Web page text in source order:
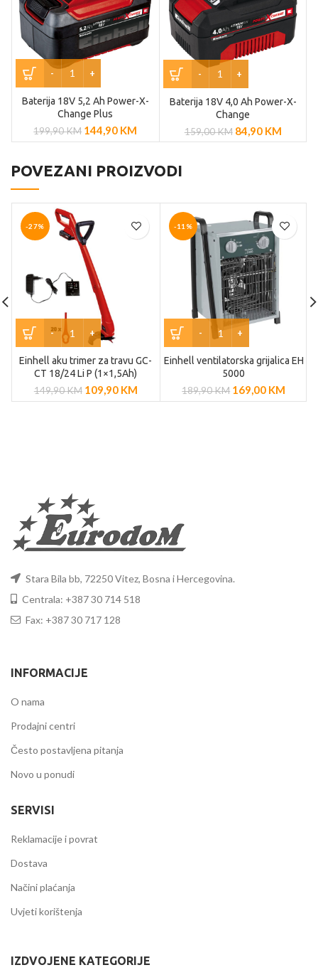
Baterija 18V 5,2 Ah Power-X-
Change Plus
199,90KM 144,90 KM
Baterija 18V 4,0 Ah Power-X-
Change
159,00KM 84,90 KM
POVEZANI PROIZVODI
-27%
Einhell aku trimer za travu GC-
CT 18/24 Li P (1×1,5Ah)
149,90KM 109,90 KM
-11%
Einhell ventilatorska grijalica EH
5000
189,90KM 169,00 KM
Stara Bila bb, 72250 Vitez, Bosna i Hercegovina.
Centrala: +387 30 714 518
Fax: +387 30 717 128
INFORMACIJE
O nama
Prodajni centri
Često postavljena pitanja
Novo u ponudi
SERVISI
Reklamacije i povrat
Dostava
Načini plaćanja
Uvjeti korištenja
IZDVOJENE KATEGORIJE